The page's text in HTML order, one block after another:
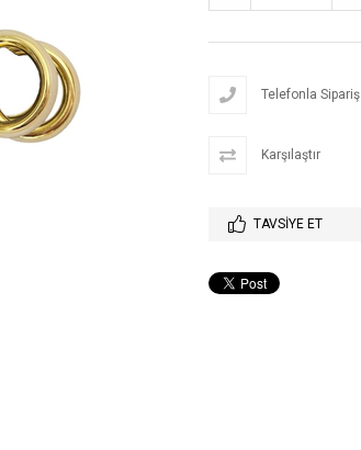
Telefonla Sipariş
Karşılaştır
TAVSIYE ET